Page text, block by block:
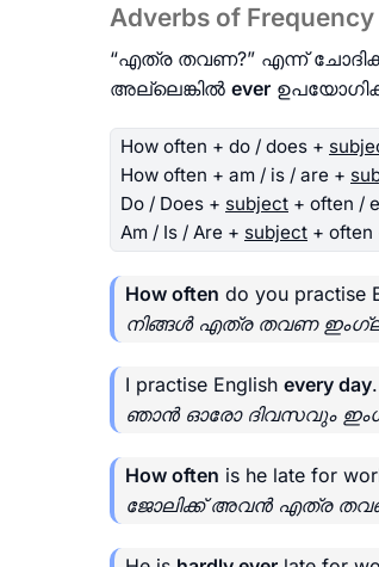
Adverbs of Frequency
“എത്ര തവണ?” എന്ന്
അല്ലെങ്കിൽ ever
How often + do / does +
How often + am / is / are +
Do / Does + subject + often /
Am / Is / Are + subject + often
How often do you practise
നിങ്ങൾ എത്ര തവണ
I practise English every day.
ഞാൻ ഓരോ ദിവസവും
How often is he late for
ജോലിക്ക് അവൻ എത്ര